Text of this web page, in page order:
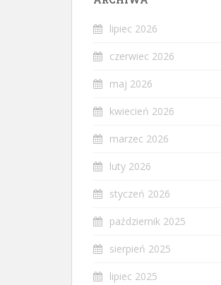
lipiec 2026
czerwiec 2026
maj 2026
kwiecień 2026
marzec 2026
luty 2026
styczeń 2026
październik 2025
sierpień 2025
lipiec 2025